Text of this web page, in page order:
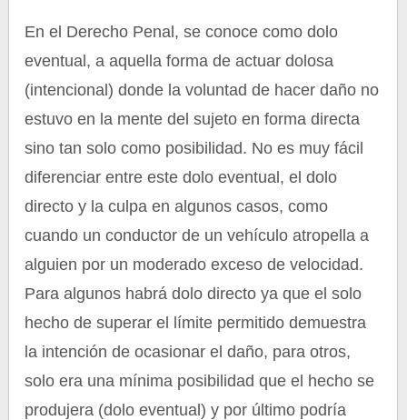
En el Derecho Penal, se conoce como dolo
eventual, a aquella forma de actuar dolosa
(intencional) donde la voluntad de hacer daño no
estuvo en la mente del sujeto en forma directa
sino tan solo como posibilidad. No es muy fácil
diferenciar entre este dolo eventual, el dolo
directo y la culpa en algunos casos, como
cuando un conductor de un vehículo atropella a
alguien por un moderado exceso de velocidad.
Para algunos habrá dolo directo ya que el solo
hecho de superar el límite permitido demuestra
la intención de ocasionar el daño, para otros,
solo era una mínima posibilidad que el hecho se
produjera (dolo eventual) y por último podría